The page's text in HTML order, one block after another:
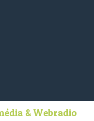
& Webradio